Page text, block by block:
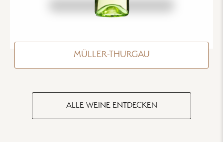
MÜLLER-THURGAU
ALLE WEINE ENTDECKEN